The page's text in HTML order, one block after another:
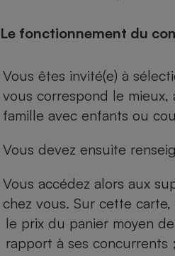
Le fonctionnement du
Vous êtes invité(e) à
vous correspond le mieux,
famille avec enfants ou
Vous devez ensuite
Vous accédez alors aux
chez vous. Sur cette
le prix du panier moyen
rapport à ses concurrents ;